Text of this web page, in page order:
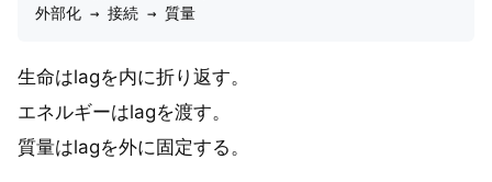
生命はlagを内に折り返す。
エネルギーはlagを渡す。
質量はlagを外に固定する。